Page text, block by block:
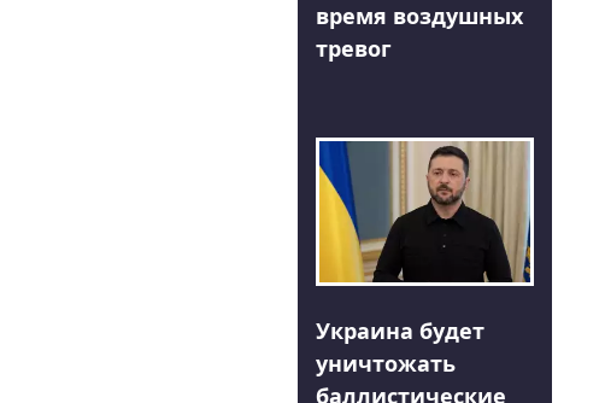
время воздушных
тревог
Украина будет
уничтожать
баллистические